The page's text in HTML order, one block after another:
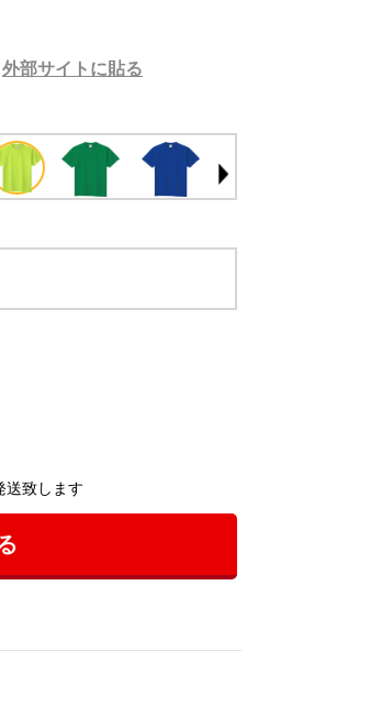
外部サイトに貼る
送致します